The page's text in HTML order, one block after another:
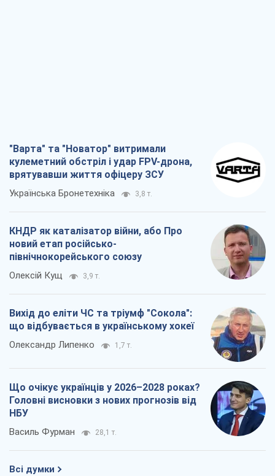
"Варта" та "Новатор" витримали
кулеметний обстріл і удар FPV-дрона,
врятувавши життя офіцеру ЗСУ
Українська Бронетехніка 3,8 т.
КНДР як каталізатор війни, або Про
новий етап російсько-
північнокорейського союзу
Олексій Кущ 3,9 т.
Вихід до еліти ЧС та тріумф "Сокола":
що відбувається в українському хокеї
Олександр Липенко 1,7 т.
Що очікує українців у 2026–2028 роках?
Головні висновки з нових прогнозів від
НБУ
Василь Фурман 28,1 т.
Всі думки